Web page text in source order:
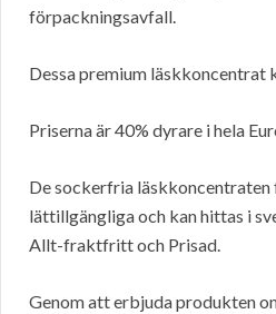
förpackningsavfall.
Dessa premium läskkoncentrat
Priserna är 40% dyrare i hela
De sockerfria läskkoncentraten
lättillgängliga och kan hittas i
Allt-fraktfritt och Prisad.
Genom att erbjuda produkten